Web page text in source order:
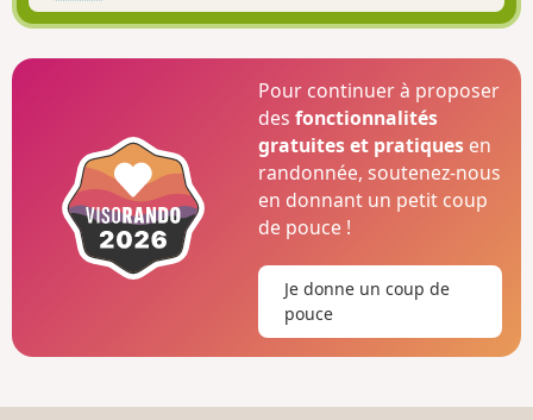
Pour continuer à proposer
desfonctionnalités
gratuites et pratiques en
randonnée, soutenez-nous
en donnant un petit coup
de pouce !
Je donne un coup de
pouce